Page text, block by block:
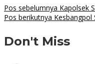
Pos sebelumnya Kapolsek
Pos berikutnya
Don't Miss